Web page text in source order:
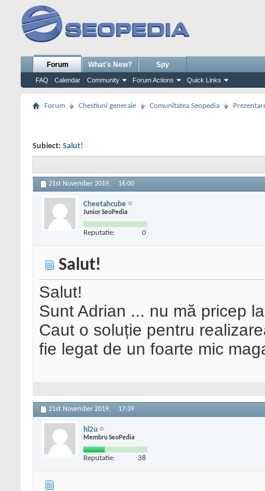
Forum
FAQ Calendar Community Forum Actions Quick Links
What's New? Spy
Forum Chestiuni generale Comunitatea Seopedia
Subiect: Salut!
21st November 2019, 16:00
Cheetahcube
Junior SeoPedia
Reputatie: 0
Salut!
Salut!
Sunt Adrian ... nu mă pricep
Caut o soluție pentru
fie legat de un foarte mic
21st November 2019, 17:39
hl2u
Membru SeoPedia
Reputatie: 38